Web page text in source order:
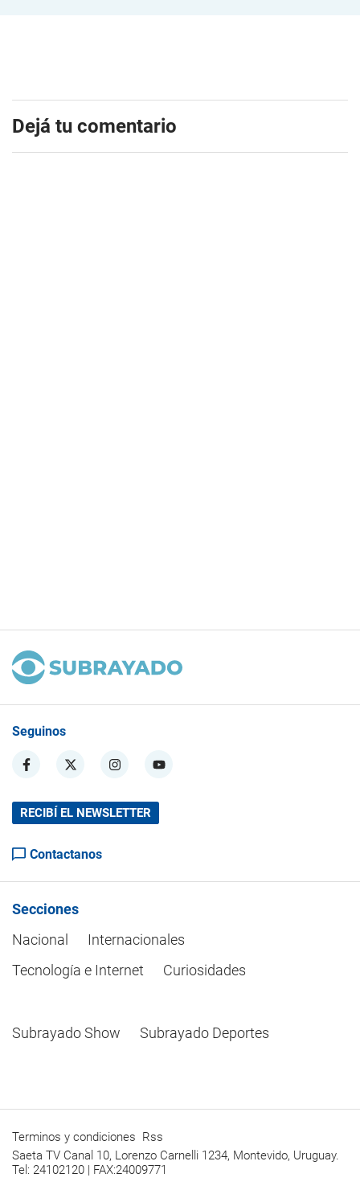
Dejá tu comentario
Seguinos
RECIBÍ EL NEWSLETTER
Contactanos
Secciones
Nacional
Internacionales
Tecnología e Internet
Curiosidades
Subrayado Show Subrayado Deportes
Terminos y condiciones Rss
Saeta TV Canal 10, Lorenzo Carnelli 1234, Montevido, Uruguay.
Tel: 24102120 | FAX:24009771